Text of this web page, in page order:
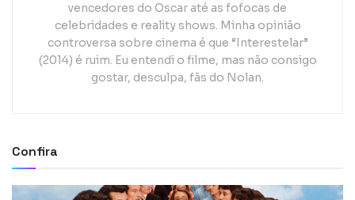
vencedores do Oscar até as fofocas de
celebridades e reality shows. Minha opinião
controversa sobre cinema é que “Interestelar”
(2014) é ruim. Eu entendi o filme, mas não consigo
gostar, desculpa, fãs do Nolan.
Confira